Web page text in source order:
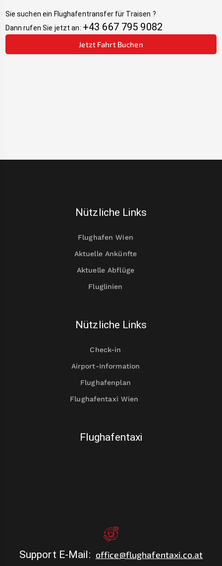
Sie suchen ein Flughafentransfer für Traisen ?
Dann rufen Sie jetzt an: +43 667 795 9082
Jetzt Fahrt Buchen
Nützliche Links
Flughafen Wien
Aktuelle Ankünfte
Aktuelle Abflüge
Fluglinien
Nützliche Links
Check-in
Airport-Information
Flughafenplan
Flughafentaxi Wien
Flughafentaxi
Support E-Mail: office@flughafentaxi.co.at